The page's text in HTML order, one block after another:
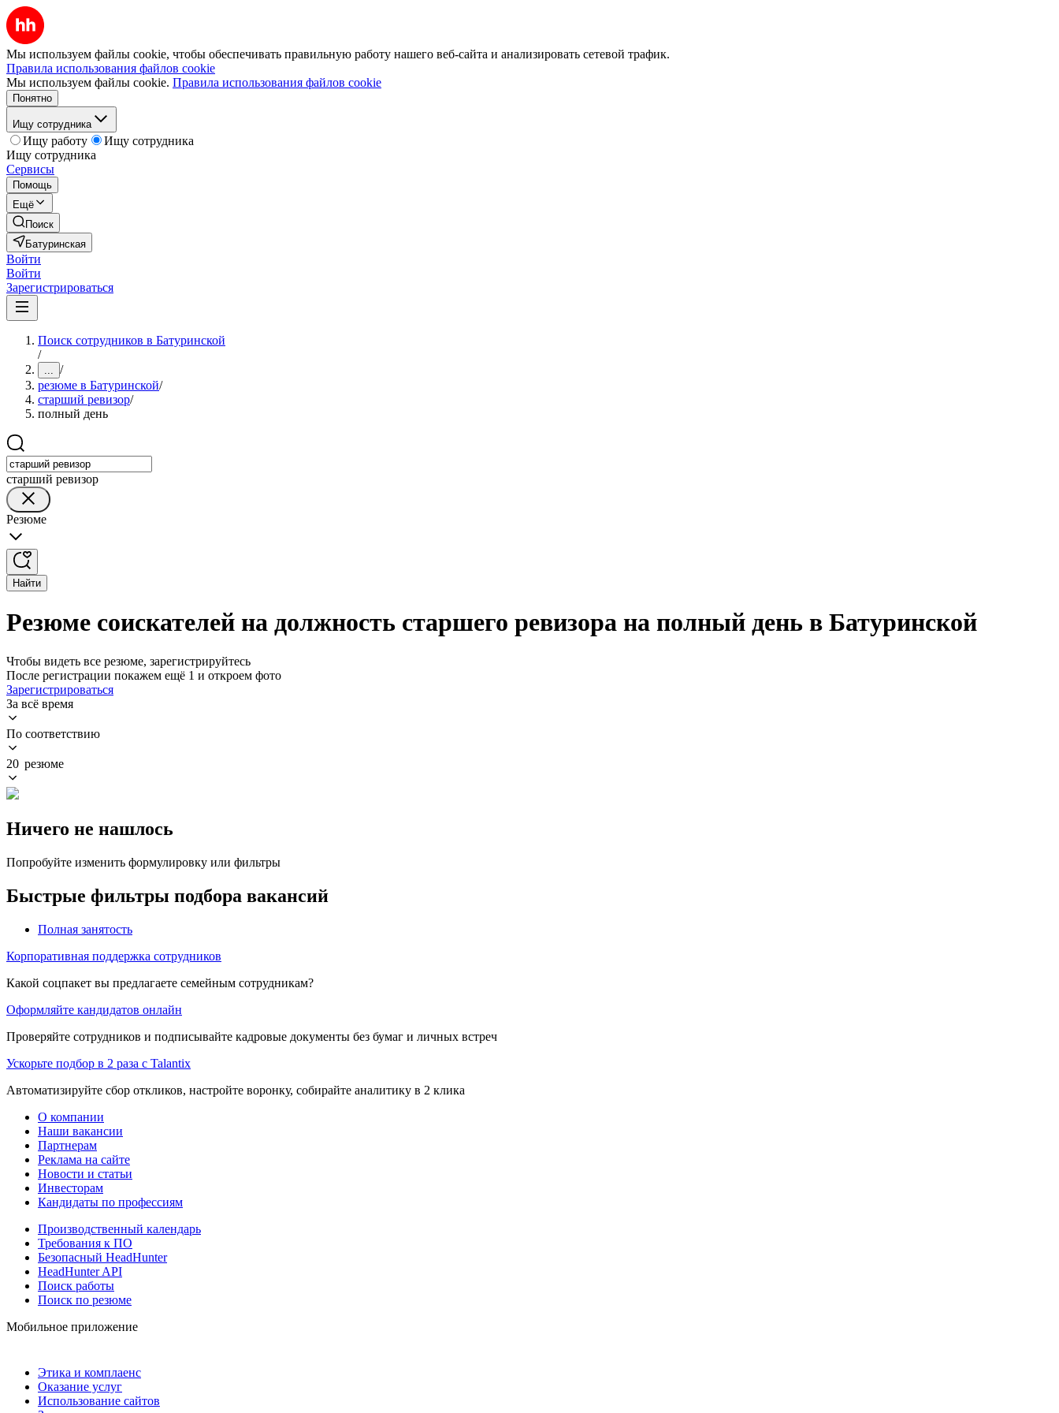
Мы используем файлы cookie, чтобы обеспечивать правильную работу нашего веб-сайта и анализировать сетевой трафик.
Правила использования файлов cookie
Мы используем файлы cookie. Правила использования файлов cookie
Понятно
Ищу сотрудника
Ищу работу
Ищу сотрудника
Ищу сотрудника
Сервисы
Помощь
Ещё
Поиск
Батуринская
Войти
Войти
Зарегистрироваться
Поиск сотрудников в Батуринской
/
... /
резюме в Батуринской/
старший ревизор/
полный день
старший ревизор
Резюме
Найти
Резюме соискателей на должность старшего ревизора на полный день в Батуринской
Чтобы видеть все резюме, зарегистрируйтесь
После регистрации покажем ещё 1 и откроем фото
Зарегистрироваться
За всё время
По соответствию
20 резюме
Ничего не нашлось
Попробуйте изменить формулировку или фильтры
Быстрые фильтры подбора вакансий
Полная занятость
Корпоративная поддержка сотрудников
Какой соцпакет вы предлагаете семейным сотрудникам?
Оформляйте кандидатов онлайн
Проверяйте сотрудников и подписывайте кадровые документы без бумаг и личных встреч
Ускорьте подбор в 2 раза с Talantix
Автоматизируйте сбор откликов, настройте воронку, собирайте аналитику в 2 клика
О компании
Наши вакансии
Партнерам
Реклама на сайте
Новости и статьи
Инвесторам
Кандидаты по профессиям
Производственный календарь
Требования к ПО
Безопасный HeadHunter
HeadHunter API
Поиск работы
Поиск по резюме
Мобильное приложение
Этика и комплаенс
Оказание услуг
Использование сайтов